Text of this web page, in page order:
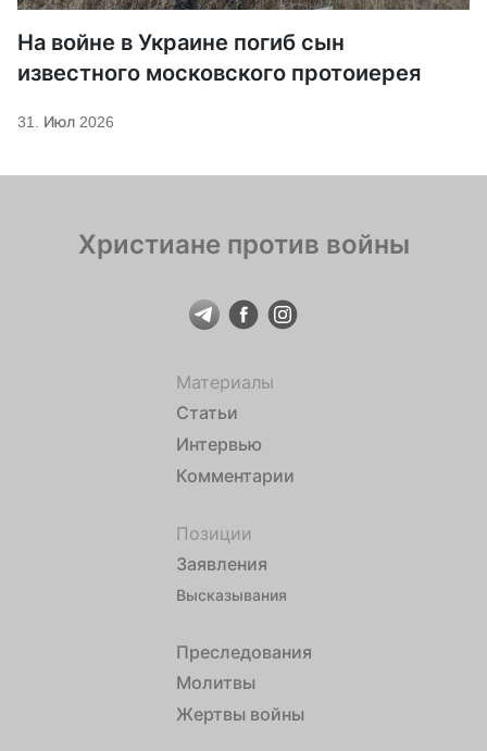
На войне в Украине погиб сын
известного московского протоиерея
31. Июл 2026
Христиане против войны
Материалы
Статьи
Интервью
Комментарии
Позиции
Заявления
Высказывания
Преследования
Молитвы
Жертвы войны